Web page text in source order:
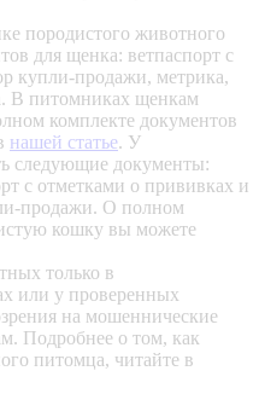
породистого животного
для щенка: ветпаспорт с
купли-продажи, метрика,
В питомниках щенкам
комплекте документов
нашей статье. У
следующие документы:
с отметками о прививках и
продажи. О полном
кошку вы можете
только в
или у проверенных
на мошеннические
Подробнее о том, как
питомца, читайте в